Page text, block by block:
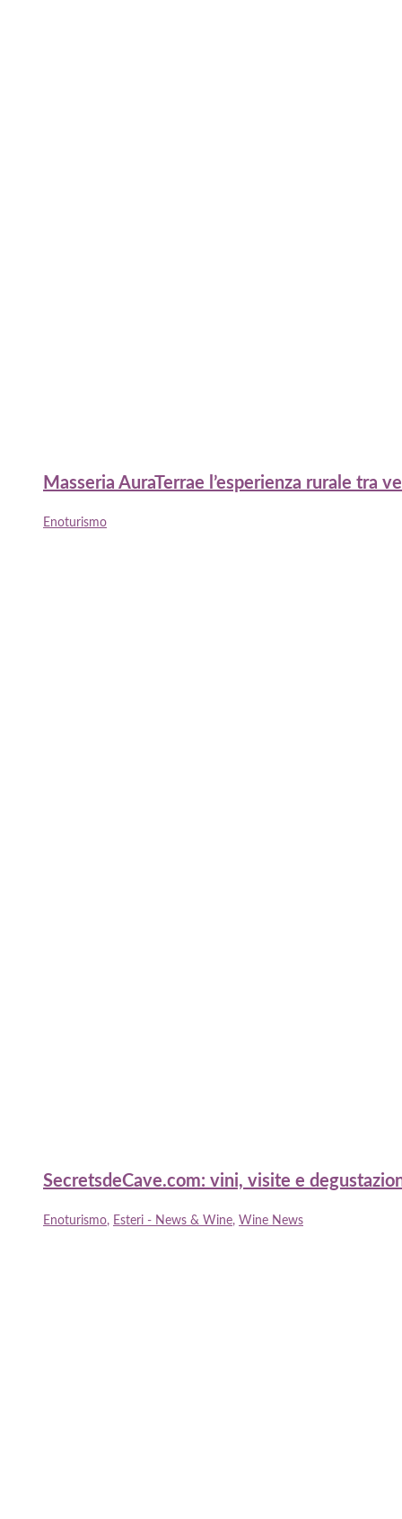
Masseria AuraTerrae l’esperienza rurale tra
Enoturismo
SecretsdeCave.com: vini, visite e
Enoturismo, Esteri - News & Wine, Wine News